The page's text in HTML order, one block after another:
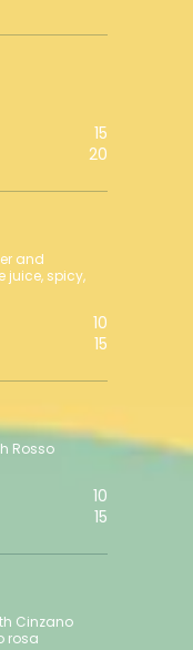
15
20
and
juice, spicy,
10
15
Rosso
10
15
Cinzano
rosa